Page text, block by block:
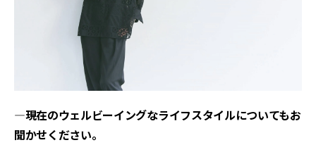
―現在のウェルビーイングなライフスタイルについてもお
聞かせください。